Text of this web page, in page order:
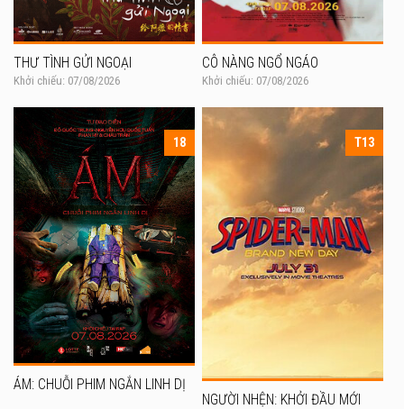
THƯ TÌNH GỬI NGOẠI
Khởi chiếu: 07/08/2026
CÔ NÀNG NGỔ NGÁO
Khởi chiếu: 07/08/2026
18
ÁM: CHUỖI PHIM NGẮN LINH DỊ
T13
NGƯỜI NHỆN: KHỞI ĐẦU MỚI